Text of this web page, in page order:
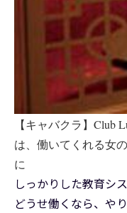
【キャバクラ】
は、働いてくれる女
に
しっかりした教育シ
どうせ働くなら、や